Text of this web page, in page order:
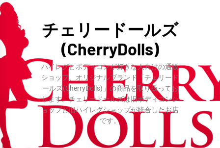
コ
ン
キ
ッ
プ
チェリードールズ
(CherryDolls)
ハイレグとボディコンが好きな人向けの通販
ショップ、オリジナルブランド「チェリード
ールズ(CherryDolls)」の商品を取り扱ってお
ります。チェリードールズは旧ボディコンシ
ョップと旧ハイレグショップが統合したお店
です。